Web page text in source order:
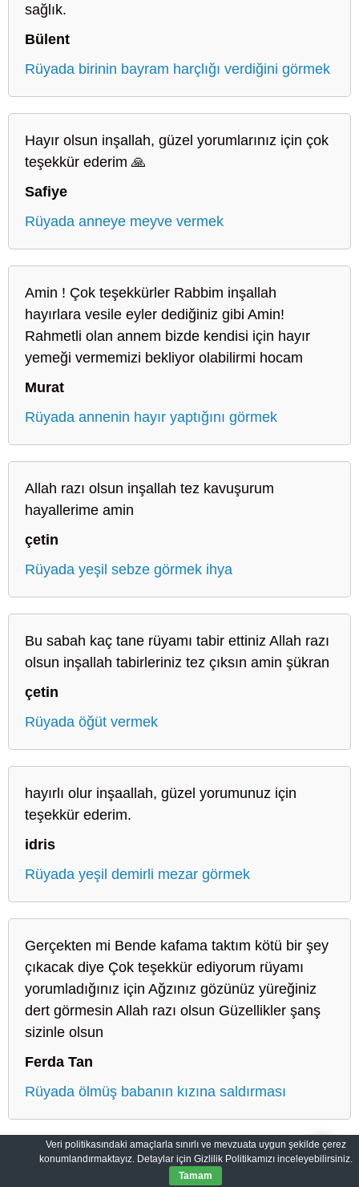
sağlık.
Bülent
Rüyada birinin bayram harçlığı verdiğini görmek
Hayır olsun inşallah, güzel yorumlarınız için çok
teşekkür ederim 🙏
Safiye
Rüyada anneye meyve vermek
Amin ! Çok teşekkürler Rabbim inşallah
hayırlara vesile eyler dediğiniz gibi Amin!
Rahmetli olan annem bizde kendisi için hayır
yemeği vermemizi bekliyor olabilirmi hocam
Murat
Rüyada annenin hayır yaptığını görmek
Allah razı olsun inşallah tez kavuşurum
hayallerime amin
çetin
Rüyada yeşil sebze görmek ihya
Bu sabah kaç tane rüyamı tabir ettiniz Allah razı
olsun inşallah tabirleriniz tez çıksın amin şükran
çetin
Rüyada öğüt vermek
hayırlı olur inşaallah, güzel yorumunuz için
teşekkür ederim.
idris
Rüyada yeşil demirli mezar görmek
Gerçekten mi Bende kafama taktım kötü bir şey
çıkacak diye Çok teşekkür ediyorum rüyamı
yorumladığınız için Ağzınız gözünüz yüreğiniz
dert görmesin Allah razı olsun Güzellikler şanş
sizinle olsun
Ferda Tan
Rüyada ölmüş babanın kızına saldırması
Sahih Rüyalar: Rüyaların Dilini Öğrenin Gizlilik Politikası
SahihRuyalar.com|Tüm Hakları Saklıdır.
Veri politikasındaki amaçlarla sınırlı ve mevzuata uygun şekilde çerez
konumlandırmaktayız. Detaylar için Gizlilik Politikamızı inceleyebilirsiniz.
Tamam